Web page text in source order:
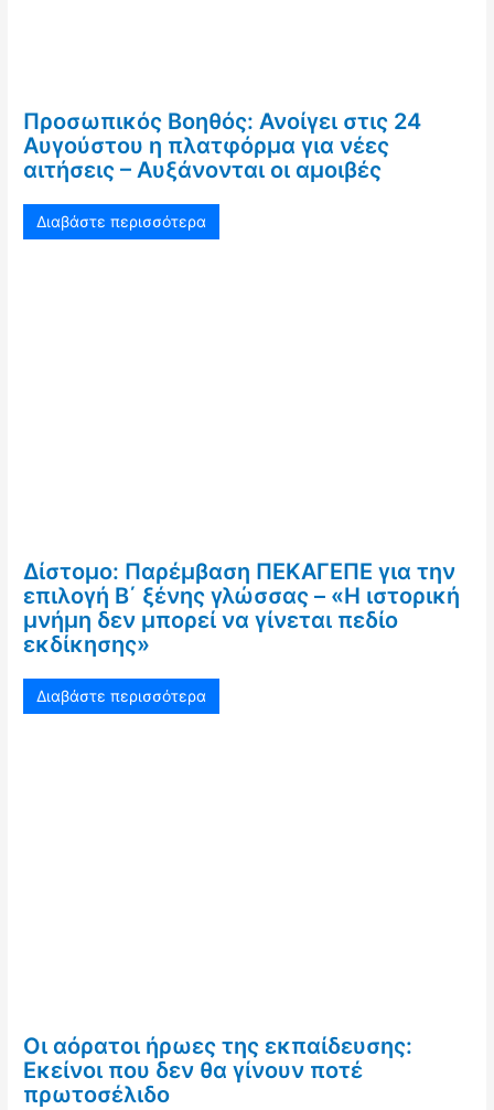
Προσωπικός Βοηθός: Ανοίγει στις 24
Αυγούστου η πλατφόρμα για νέες
αιτήσεις – Αυξάνονται οι αμοιβές
Διαβάστε περισσότερα
Δίστομο: Παρέμβαση ΠΕΚΑΓΕΠΕ για την
επιλογή Β΄ ξένης γλώσσας – «Η ιστορική
μνήμη δεν μπορεί να γίνεται πεδίο
εκδίκησης»
Διαβάστε περισσότερα
Οι αόρατοι ήρωες της εκπαίδευσης:
Εκείνοι που δεν θα γίνουν ποτέ
πρωτοσέλιδο